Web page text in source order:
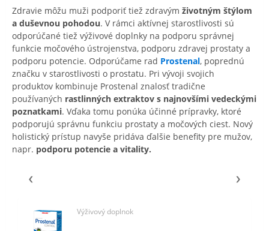
Zdravie môžu muži podporiť tiež zdravým životným štýlom
a duševnou pohodou. V rámci aktívnej starostlivosti sú
odporúčané tiež výživové doplnky na podporu správnej
funkcie močového ústrojenstva, podporu zdravej prostaty a
podporu potencie. Odporúčame rad Prostenal, poprednú
značku v starostlivosti o prostatu. Pri vývoji svojich
produktov kombinuje Prostenal znalosť tradične
používaných rastlinných extraktov s najnovšími vedeckými
poznatkami. Vďaka tomu ponúka účinné prípravky, ktoré
podporujú správnu funkciu prostaty a močových ciest. Nový
holistický prístup navyše pridáva ďalšie benefity pre mužov,
napr. podporu potencie a vitality.
Výživový doplnok